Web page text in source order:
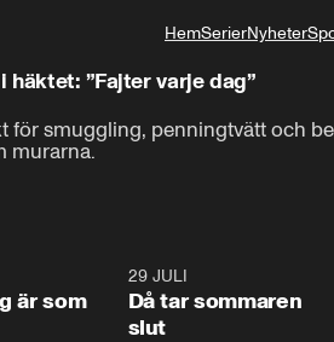
HemSerierNyheter
häktet: ”Fajter varje dag”
för smuggling, penningtvätt och
murarna.
är som
29 JULI
Då tar sommaren
slut